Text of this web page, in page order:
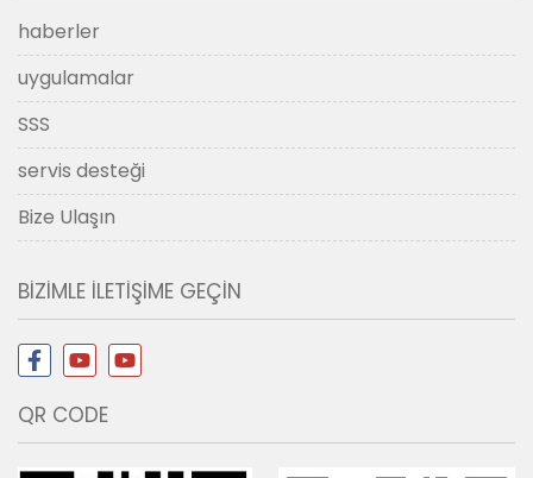
haberler
uygulamalar
SSS
servis desteği
Bize Ulaşın
BIZIMLE ILETIŞIME GEÇIN
QR CODE